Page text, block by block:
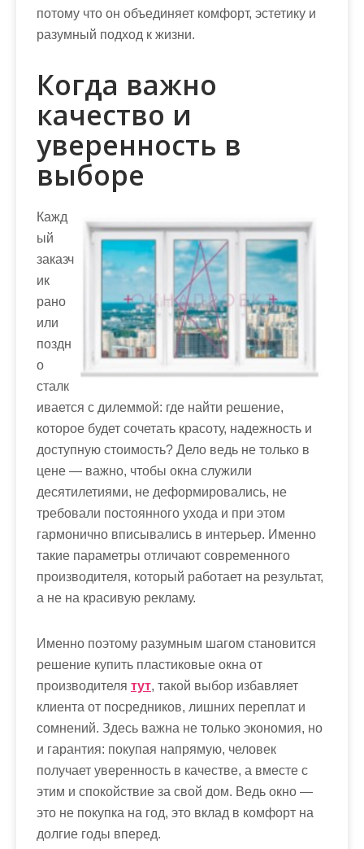
потому что он объединяет комфорт, эстетику и
разумный подход к жизни.
Когда важно
качество и
уверенность в
выборе
Кажд
ый
заказч
ик
рано
или
поздн
о
сталк
ивается с дилеммой: где найти решение,
которое будет сочетать красоту, надежность и
доступную стоимость? Дело ведь не только в
цене — важно, чтобы окна служили
десятилетиями, не деформировались, не
требовали постоянного ухода и при этом
гармонично вписывались в интерьер. Именно
такие параметры отличают современного
производителя, который работает на результат,
а не на красивую рекламу.
Именно поэтому разумным шагом становится
решение купить пластиковые окна от
производителя тут, такой выбор избавляет
клиента от посредников, лишних переплат и
сомнений. Здесь важна не только экономия, но
и гарантия: покупая напрямую, человек
получает уверенность в качестве, а вместе с
этим и спокойствие за свой дом. Ведь окно —
это не покупка на год, это вклад в комфорт на
долгие годы вперед.